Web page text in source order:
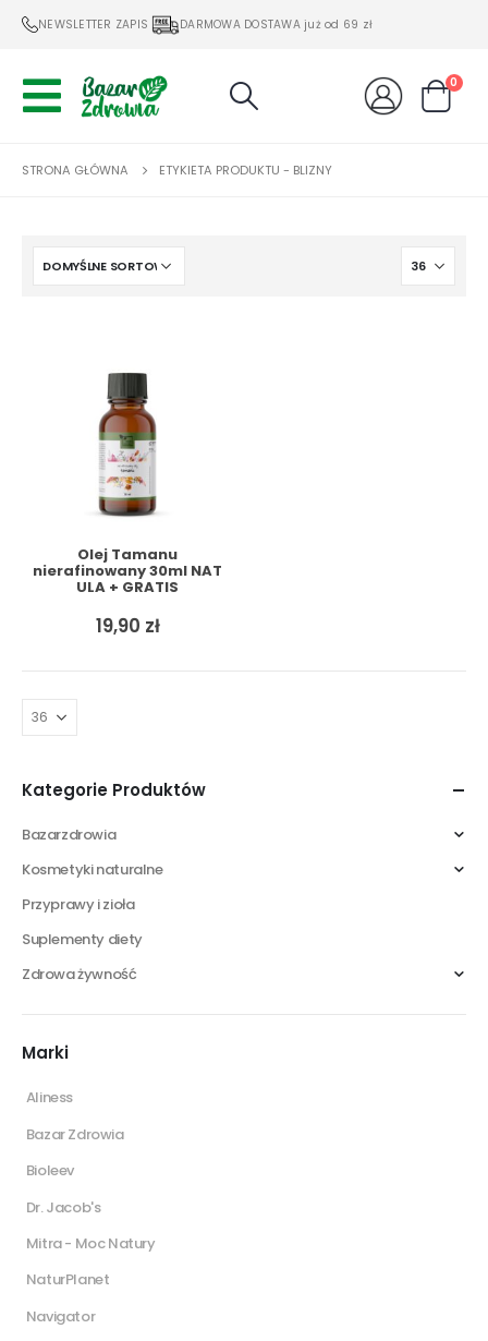
NEWSLETTER ZAPIS DARMOWA DOSTAWA już od 69 zł
0
STRONA GŁÓWNA ETYKIETA PRODUKTU - BLIZNY
Olej Tamanu
nierafinowany 30ml NAT
ULA + GRATIS
19,90 zł
Kategorie Produktów
Bazarzdrowia
Kosmetyki naturalne
Przyprawy i zioła
Suplementy diety
Zdrowa żywność
Marki
Aliness
Bazar Zdrowia
Bioleev
Dr. Jacob's
Mitra - Moc Natury
NaturPlanet
Navigator